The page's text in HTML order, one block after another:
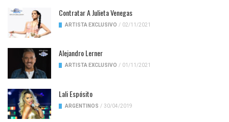
Contratar A Julieta Venegas
ARTISTA EXCLUSIVO / 02/11/2021
Alejandro Lerner
ARTISTA EXCLUSIVO / 01/11/2021
Lali Espósito
ARGENTINOS / 30/04/2019